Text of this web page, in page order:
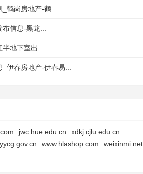
鹤岗房地产-鹤...
信息-黑龙...
地下室出...
伊春房地产-伊春易...
jwc.hue.edu.cn
xdkj.cjlu.edu.cn
www.hlashop.com
weixinmi.net